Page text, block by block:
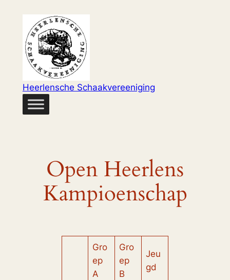
inhoud
Heerlensche Schaakvereeniging
Open Heerlens
Kampioenschap
Gro
ep
A
Gro
ep
B
Jeu
gd